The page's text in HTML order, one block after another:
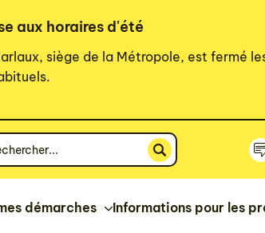
aux horaires d'été
siège de la Métropole, est fermé
démarches Informations pour les